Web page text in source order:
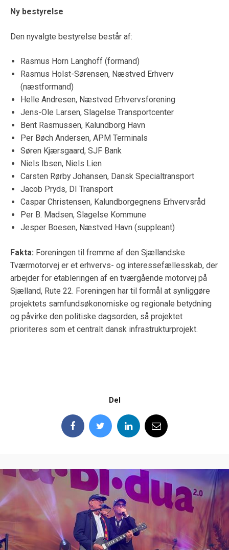
Ny bestyrelse
Den nyvalgte bestyrelse består af:
Rasmus Horn Langhoff (formand)
Rasmus Holst-Sørensen, Næstved Erhverv
(næstformand)
Helle Andresen, Næstved Erhvervsforening
Jens-Ole Larsen, Slagelse Transportcenter
Bent Rasmussen, Kalundborg Havn
Per Bøch Andersen, APM Terminals
Søren Kjærsgaard, SJF Bank
Niels Ibsen, Niels Lien
Carsten Rørby Johansen, Dansk Specialtransport
Jacob Pryds, DI Transport
Caspar Christensen, Kalundborgegnens Erhvervsråd
Per B. Madsen, Slagelse Kommune
Jesper Boesen, Næstved Havn (suppleant)
Fakta: Foreningen til fremme af den Sjællandske
Tværmotorvej er et erhvervs- og interessefællesskab, der
arbejder for etableringen af en tværgående motorvej på
Sjælland, Rute 22. Foreningen har til formål at synliggøre
projektets samfundsøkonomiske og regionale betydning
og påvirke den politiske dagsorden, så projektet
prioriteres som et centralt dansk infrastrukturprojekt.
Del